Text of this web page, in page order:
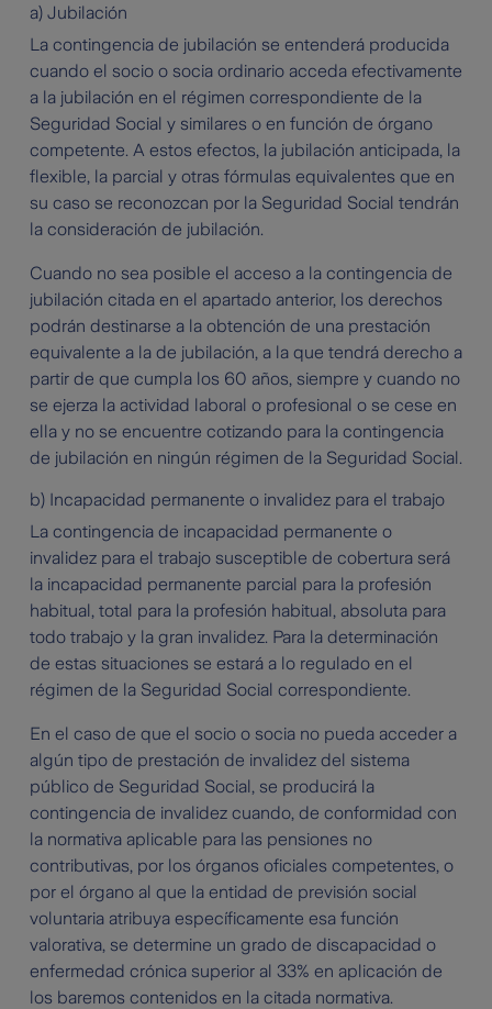
a) Jubilación
La contingencia de jubilación se entenderá producida
cuando el socio o socia ordinario acceda efectivamente
a la jubilación en el régimen correspondiente de la
Seguridad Social y similares o en función de órgano
competente. A estos efectos, la jubilación anticipada, la
flexible, la parcial y otras fórmulas equivalentes que en
su caso se reconozcan por la Seguridad Social tendrán
la consideración de jubilación.
Cuando no sea posible el acceso a la contingencia de
jubilación citada en el apartado anterior, los derechos
podrán destinarse a la obtención de una prestación
equivalente a la de jubilación, a la que tendrá derecho a
partir de que cumpla los 60 años, siempre y cuando no
se ejerza la actividad laboral o profesional o se cese en
ella y no se encuentre cotizando para la contingencia
de jubilación en ningún régimen de la Seguridad Social.
b) Incapacidad permanente o invalidez para el trabajo
La contingencia de incapacidad permanente o
invalidez para el trabajo susceptible de cobertura será
la incapacidad permanente parcial para la profesión
habitual, total para la profesión habitual, absoluta para
todo trabajo y la gran invalidez. Para la determinación
de estas situaciones se estará a lo regulado en el
régimen de la Seguridad Social correspondiente.
En el caso de que el socio o socia no pueda acceder a
algún tipo de prestación de invalidez del sistema
público de Seguridad Social, se producirá la
contingencia de invalidez cuando, de conformidad con
la normativa aplicable para las pensiones no
contributivas, por los órganos oficiales competentes, o
por el órgano al que la entidad de previsión social
voluntaria atribuya específicamente esa función
valorativa, se determine un grado de discapacidad o
enfermedad crónica superior al 33% en aplicación de
los baremos contenidos en la citada normativa.